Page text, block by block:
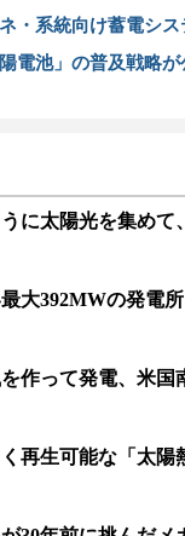
・系統向け蓄電シ
陽電池」の普及戦略
に太陽光を集めて
大392MWの発電
作って発電、米国
再生可能な「太